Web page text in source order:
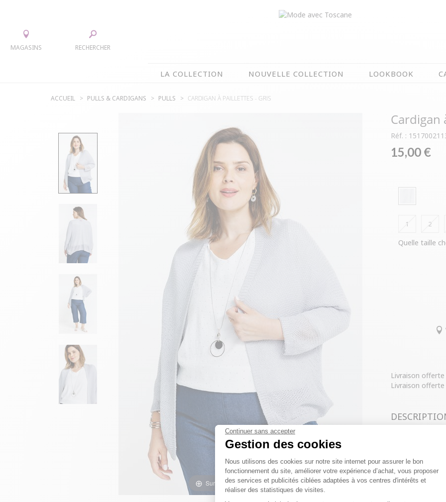
Continuer sans accepter
Gestion des cookies
Plateforme de Gestion du
Nous utilisons des cookies sur notre site internet pour assurer le bon
fonctionnement du site, améliorer votre expérience d’achat, vous proposer
des services et publicités ciblées adaptées à vos centres d'intérêts et
réaliser des statistiques de visites.
MAGASINS RECHERCHER
LA COLLECTION NOUVELLE COLLECTION LOOKBOOK
LA COLLECTION
CHEMISIERS & TUNIQUES
PULLS & CARDIGANS
PANTALONS
JUPES
ACCESSOIRES
MANTEAUX
ÉTÉ EN FLEURS
NOUVELLE COLLECTION
MEILLEURES VENTES
ACCUEIL PULLS & CARDIGANS PULLS CARDIGAN À PAILLETTES - GRIS
Survoler l'image pour zoomer
Cardigan
Réf. :
15,00 €
1 2
Quelle taille
Livraison offerte
Livraison
Cardigan
Coupe
abaissées.
poignets.
Notre
Tissu principal
Composition
LIVRAISON
NOS